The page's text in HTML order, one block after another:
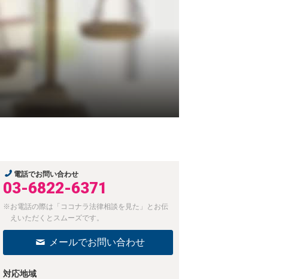
電話でお問い合わせ
03-6822-6371
※お電話の際は「ココナラ法律相談を見た」とお伝
えいただくとスムーズです。
メールでお問い合わせ
対応地域